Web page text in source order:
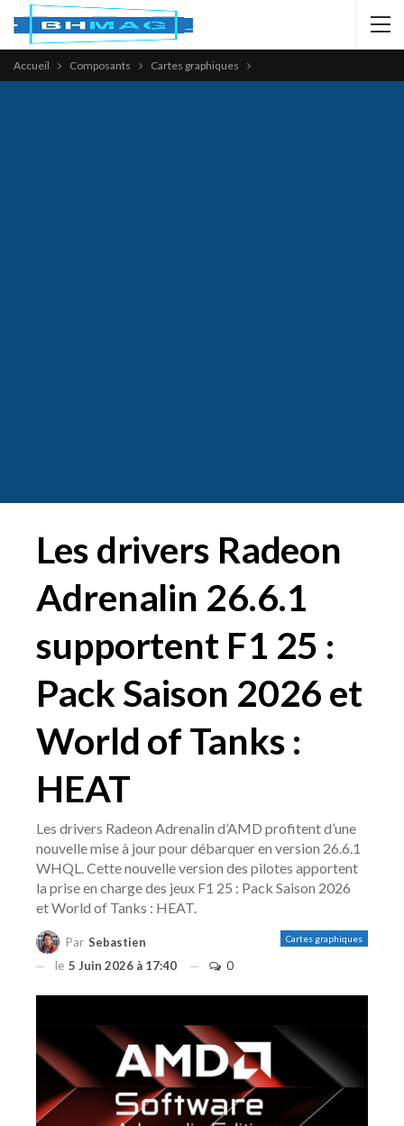
Accueil Composants Cartes graphiques
Les drivers Radeon
Adrenalin 26.6.1
supportent F1 25 :
Pack Saison 2026 et
World of Tanks :
HEAT
Les drivers Radeon Adrenalin d’AMD profitent d’une
nouvelle mise à jour pour débarquer en version 26.6.1
WHQL. Cette nouvelle version des pilotes apportent
la prise en charge des jeux F1 25 : Pack Saison 2026
et World of Tanks : HEAT.
Cartes graphiques
Par Sebastien
le 5 Juin 2026 à 17:40 0